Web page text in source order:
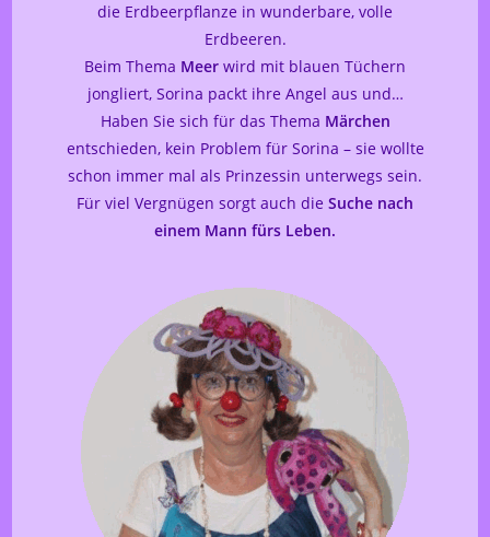
die Erdbeerpflanze in wunderbare, volle
Erdbeeren.
Beim Thema Meer wird mit blauen Tüchern
jongliert, Sorina packt ihre Angel aus und…
Haben Sie sich für das Thema Märchen
entschieden, kein Problem für Sorina – sie wollte
schon immer mal als Prinzessin unterwegs sein.
Für viel Vergnügen sorgt auch die Suche nach
einem Mann fürs Leben.